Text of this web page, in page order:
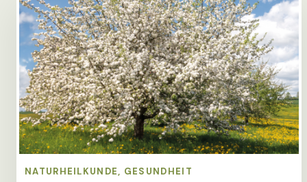
NATURHEILKUNDE, GESUNDHEIT